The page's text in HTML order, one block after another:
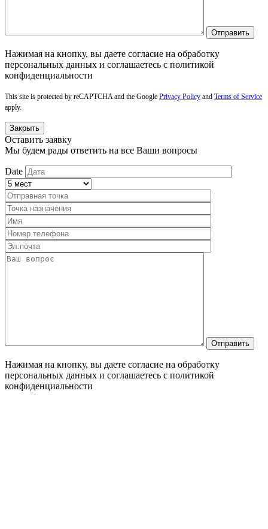
Нажимая на кнопку, вы даете согласие на обработку
персональных данных и соглашаетесь c политикой
конфиденциальности
This site is protected by reCAPTCHA and the Google Privacy Policy and Terms of Service
apply.
Закрыть
Оставить заявку
Мы будем рады ответить на все Ваши вопросы
Date
Нажимая на кнопку, вы даете согласие на обработку
персональных данных и соглашаетесь c политикой
конфиденциальности